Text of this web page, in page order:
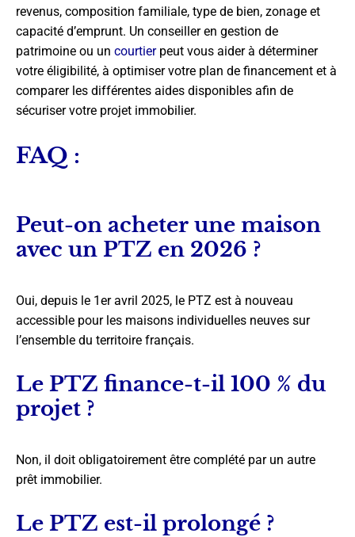
revenus, composition familiale, type de bien, zonage et
capacité d’emprunt. Un conseiller en gestion de
patrimoine ou un courtierpeut vous aider à déterminer
votre éligibilité, à optimiser votre plan de financement et à
comparer les différentes aides disponibles afin de
sécuriser votre projet immobilier.
FAQ :
Peut-on acheter une maison
avec un PTZ en 2026 ?
Oui, depuis le 1er avril 2025, le PTZ est à nouveau
accessible pour les maisons individuelles neuves sur
l’ensemble du territoire français.
Le PTZ finance-t-il 100 % du
projet ?
Non, il doit obligatoirement être complété par un autre
prêt immobilier.
Le PTZ est-il prolongé ?